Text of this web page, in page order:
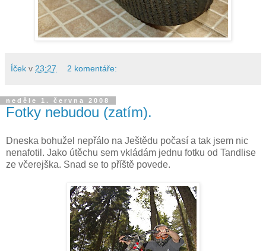
Íček v 23:27 2 komentáře:
neděle 1. června 2008
Fotky nebudou (zatím).
Dneska bohužel nepřálo na Ještědu počasí a tak jsem nic
nenafotil. Jako útěchu sem vkládám jednu fotku od Tandlise
ze včerejška. Snad se to příště povede.